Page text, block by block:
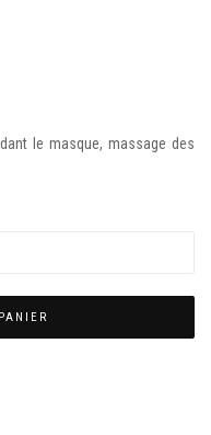
le masque, massage des